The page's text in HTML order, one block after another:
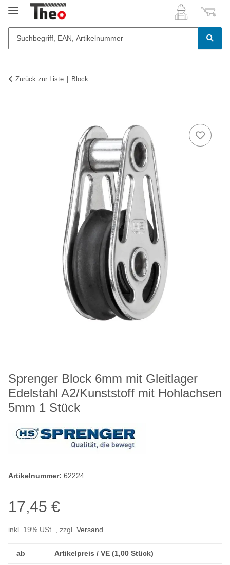
Zurück zur Liste Block
Sprenger Block 6mm mit Gleitlager
Edelstahl A2/Kunststoff mit Hohlachsen
5mm 1 Stück
Artikelnummer: 62224
17,45 €
inkl. 19% USt. , zzgl. Versand
ab Artikelpreis / VE (1,00 Stück)